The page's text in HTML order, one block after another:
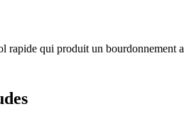
rapide qui produit un bourdonnement